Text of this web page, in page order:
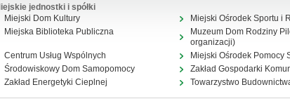
jednostki i spółki
Miejski Dom Kultury
Miejski Ośrodek Sportu i
Miejska Biblioteka Publiczna
Muzeum Dom Rodziny
organizacji)
Centrum Usług Wspólnych
Miejski Ośrodek Pomocy
Środowiskowy Dom Samopomocy
Zakład Gospodarki
Zakład Energetyki Cieplnej
Towarzystwo